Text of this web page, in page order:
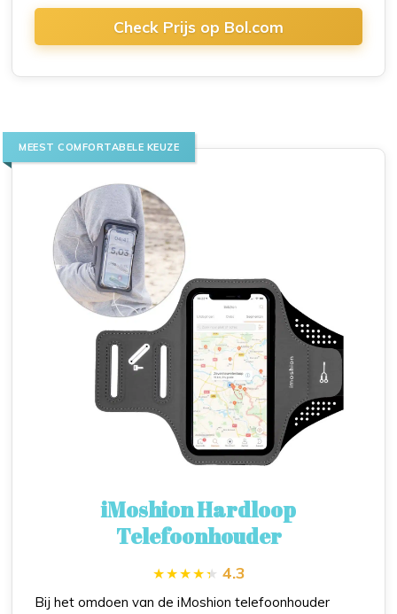
Check Prijs op Bol.com
MEEST COMFORTABELE KEUZE
iMoshion Hardloop
Telefoonhouder
4.3
Bij het omdoen van de iMoshion telefoonhouder